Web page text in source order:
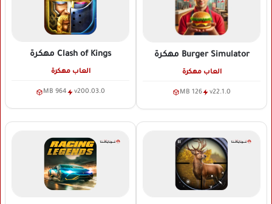
Burger Simulator مهكرة
العاب مهكرة
v22.1.0
126 MB
Clash of Kings مهكرة
العاب مهكرة
v200.03.0
964 MB